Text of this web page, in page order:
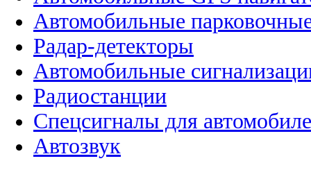
Автомобильные
Радар-детекторы
Автомобильные
Радиостанции
Спецсигналы для
Автозвук